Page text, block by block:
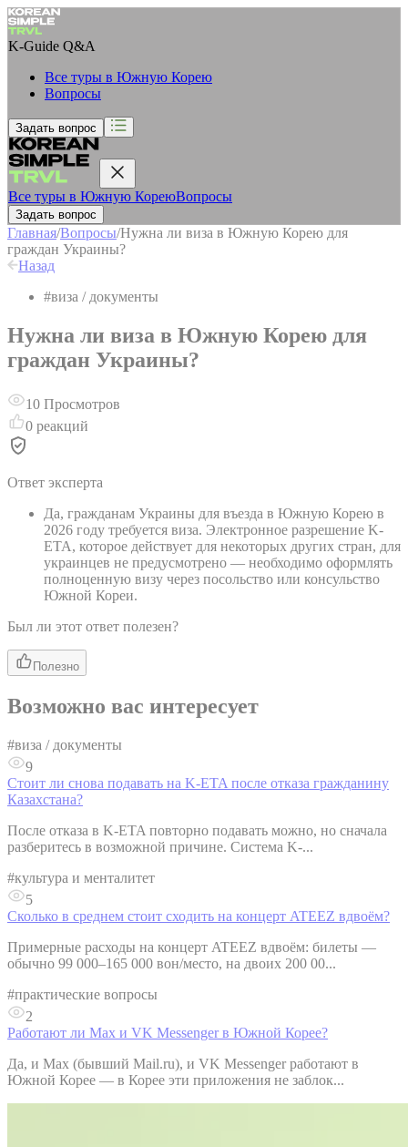
K-Guide Q&A
Все туры в Южную Корею
Вопросы
Задать вопрос
Все туры в Южную КореюВопросы
Задать вопрос
Главная/Вопросы/Нужна ли виза в Южную Корею для
граждан Украины?
Назад
#виза / документы
Нужна ли виза в Южную Корею для
граждан Украины?
10 Просмотров
0 реакций
Ответ эксперта
Да, гражданам Украины для въезда в Южную Корею в
2026 году требуется виза. Электронное разрешение K-
ETA, которое действует для некоторых других стран, для
украинцев не предусмотрено — необходимо оформлять
полноценную визу через посольство или консульство
Южной Кореи.
Был ли этот ответ полезен?
Полезно
Возможно вас интересует
#виза / документы
9
Стоит ли снова подавать на K-ETA после отказа гражданину
Казахстана?
После отказа в K-ETA повторно подавать можно, но сначала
разберитесь в возможной причине. Система K-...
#культура и менталитет
5
Сколько в среднем стоит сходить на концерт ATEEZ вдвоём?
Примерные расходы на концерт ATEEZ вдвоём: билеты —
обычно 99 000–165 000 вон/место, на двоих 200 00...
#практические вопросы
2
Работают ли Max и VK Messenger в Южной Корее?
Да, и Max (бывший Mail.ru), и VK Messenger работают в
Южной Корее — в Корее эти приложения не заблок...